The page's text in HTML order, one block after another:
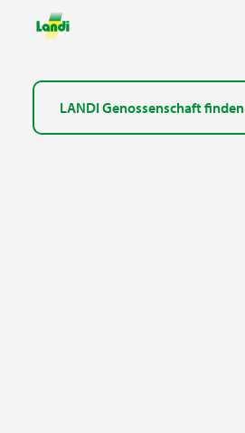
LANDI Genossenschaft finden